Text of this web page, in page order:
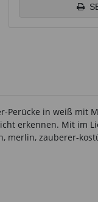
Perücke in weiß mit
erkennen. Mit im
merlin, zauberer-